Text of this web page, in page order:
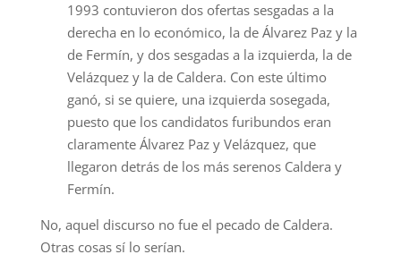
1993 contuvieron dos ofertas sesgadas a la
derecha en lo económico, la de Álvarez Paz y la
de Fermín, y dos sesgadas a la izquierda, la de
Velázquez y la de Caldera. Con este último
ganó, si se quiere, una izquierda sosegada,
puesto que los candidatos furibundos eran
claramente Álvarez Paz y Velázquez, que
llegaron detrás de los más serenos Caldera y
Fermín.
No, aquel discurso no fue el pecado de Caldera.
Otras cosas sí lo serían.